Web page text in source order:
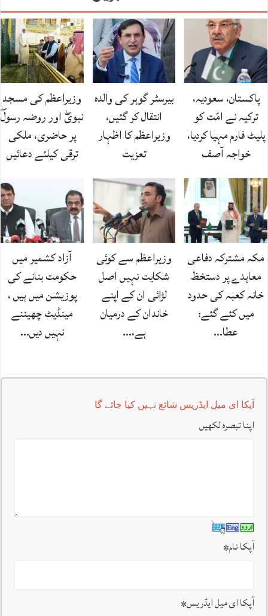
پاکستان، سعودیہ،
ترکیہ نے امّت کو
پلیٹ فارم مہیا کردیا،
خواجہ آصف
بیرسٹر گوہر کی والدہ
انتقال کر گئیں،
وزیراعظم کا اظہار
تعزیت
وزیراعظم کی مسجد
نبویۖ اور روضہ رسولۖ
پر حاضری، ملکی
ترقی کیلئے دعائیں
مکہ مشترکہ دفاعی
معاہدے پر دستخظ
خانہ کعبہ کی حدود
میں کئے گئے:
عطا…
وزیراعظم سے کوئی
شکایت نہیں اصل
لڑائی ان کے اپنے
خاندان کے درمیان
ہے،…
آزاد کشمیر میں
حکومت بنانے کی
پوزیشن میں ہیں ،
مینڈیٹ چھیننے
نہیں دیں…
آپکا ای میل ایڈریس شائع نہیں کیا جائے گا
اپنا تبصرہ لکھیں
آپکا نام*
آپکا ای میل ایڈریس*